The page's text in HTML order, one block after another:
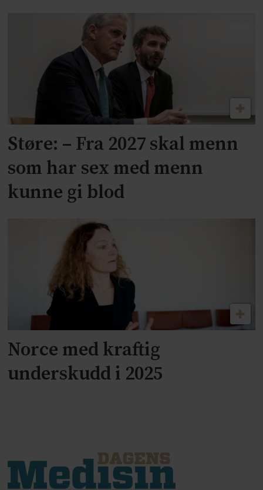
Støre: – Fra 2027 skal menn
som har sex med menn
kunne gi blod
Norce med kraftig
underskudd i 2025